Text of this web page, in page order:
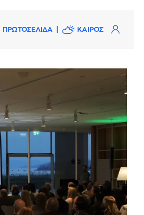
ΠΡΩΤΟΣΕΛΙΔΑ ΚΑΙΡΟΣ